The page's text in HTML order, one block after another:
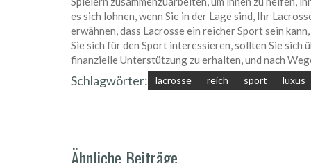
es sich lohnen, wenn Sie in der Lage sind, Ihr
erwähnen, dass Lacrosse ein reicher Sport sein
Sie sich für den Sport interessieren, sollten Sie
finanzielle Unterstützung zu erhalten, und nach
Schlagwörter: lacrosse reich sport luxus
Ähnliche Beiträge